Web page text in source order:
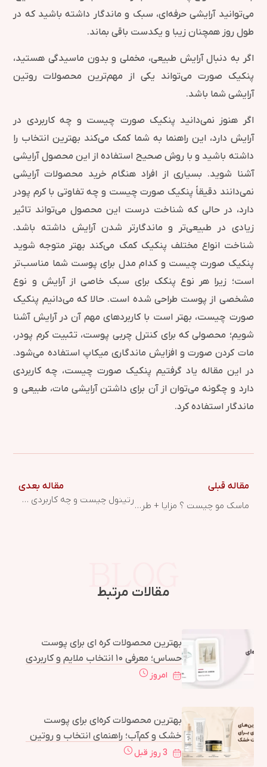
می‌توانید آرایشی حرفه‌ای، سبک و ماندگار داشته باشید که در
طول روز همچنان زیبا و یکدست باقی بماند.
اگر به دنبال آرایش طبیعی، مخملی و بدون ماسیدگی هستید،
پنکیک صورت می‌تواند یکی از مهم‌ترین محصولات روتین
آرایشی شما باشد.
اگر هنوز نمی‌دانید پنکیک صورت چیست و چه کاربردی در
آرایش دارد، این راهنما به شما کمک می‌کند بهترین انتخاب را
داشته باشید و با روش صحیح استفاده از این محصول آرایشی
آشنا شوید. بسیاری از افراد هنگام خرید محصولات آرایشی
نمی‌دانند دقیقاً پنکیک صورت چیست و چه تفاوتی با کرم پودر
دارد، در حالی که شناخت درست این محصول می‌تواند تاثیر
زیادی در طبیعی‌تر و ماندگارتر شدن آرایش داشته باشد.
شناخت انواع مختلف پنکیک کمک می‌کند بهتر متوجه شوید
پنکیک صورت چیست و کدام مدل برای پوست شما مناسب‌تر
است؛ زیرا هر نوع پنکک برای سبک خاصی از آرایش و نوع
مشخصی از پوست طراحی شده است. حالا که می‌دانیم پنکیک
صورت چیست، بهتر است با کاربردهای مهم آن در آرایش آشنا
شویم؛ محصولی که برای کنترل چربی پوست، تثبیت کرم پودر،
مات کردن صورت و افزایش ماندگاری میکاپ استفاده می‌شود.
در این مقاله یاد گرفتیم پنکیک صورت چیست، چه کاربردی
دارد و چگونه می‌توان از آن برای داشتن آرایشی مات، طبیعی و
ماندگار استفاده کرد.
مقاله قبلی
ماسک مو چیست ؟ مزایا + طرز استفاده از ماسک مو
مقاله بعدی
رتینول چیست و چه کاربردی دارد؟
مقالات مرتبط
بهترین محصولات کره ای برای پوست
حساس؛ معرفی ۱۰ انتخاب ملایم و کاربردی
امروز
بهترین محصولات کره‌ای برای پوست
خشک و کم‌آب؛ راهنمای انتخاب و روتین
کامل
3 روز قبل